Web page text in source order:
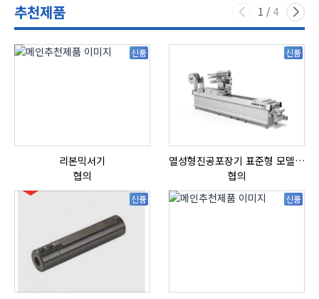
추천제품 1 / 4
신품
리본믹서기
협의
신품
열성형진공포장기 표준형 모델 OMNIVAC S-200
협의
신품 신품